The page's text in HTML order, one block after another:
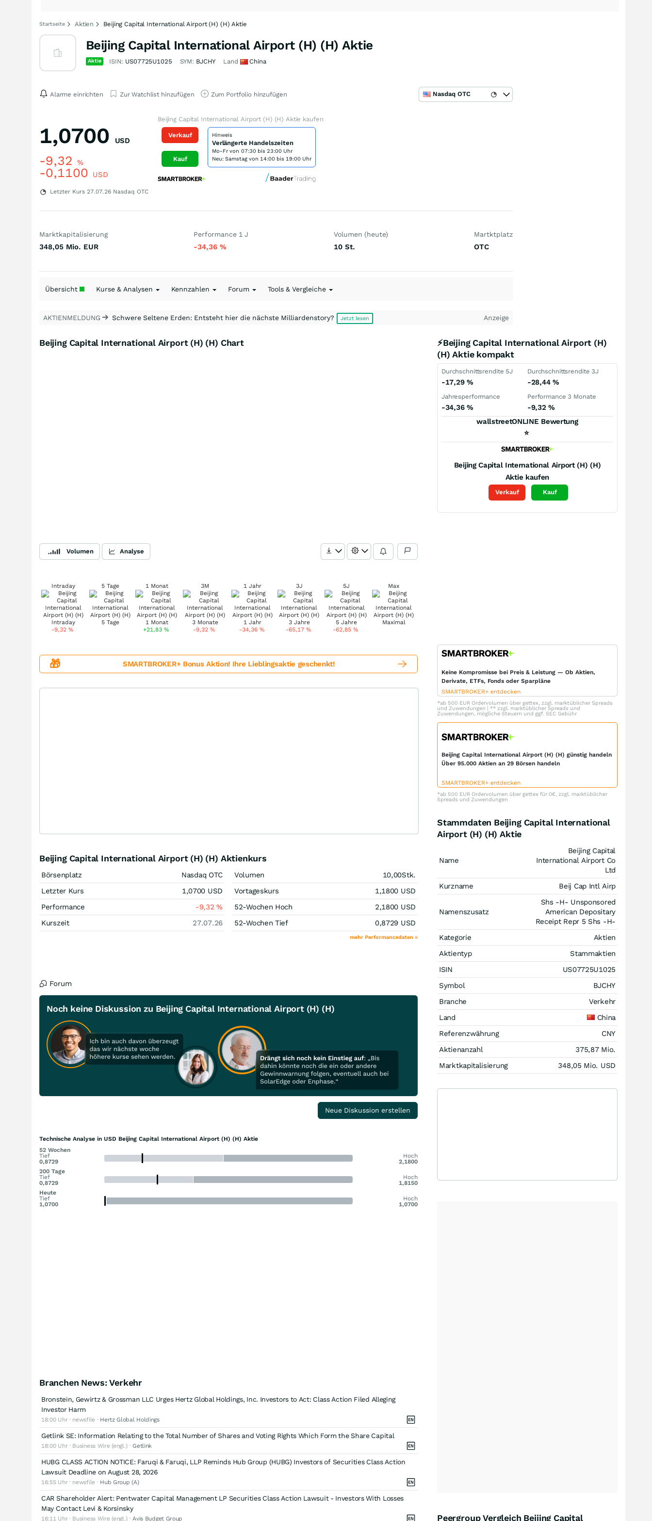
Startseite Aktien Beijing Capital International Airport (H) (H) Aktie
Beijing Capital International Airport (H) (H) Aktie
Aktie ISIN: US07725U1025 SYM: BJCHY Land China
Alarme einrichten Zur Watchlist hinzufügen Zum Portfolio hinzufügen Nasdaq OTC
1,0700 USD
-9,32 %
-0,1100 USD
Letzter Kurs 27.07.26 Nasdaq OTC
Beijing Capital International Airport (H) (H) Aktie kaufen
Verkauf
Kauf
Hinweis
Verlängerte Handelszeiten
Mo-Fr von 07:30 bis 23:00 Uhr
Neu: Samstag von 14:00 bis 19:00 Uhr
Marktkapitalisierung
348,05 Mio. EUR
Performance 1 J
-34,36 %
Volumen (heute)
10 St.
Martktplatz
OTC
Übersicht Kurse & Analysen Kennzahlen Forum Tools & Vergleiche
AKTIENMELDUNG Schwere Seltene Erden: Entsteht hier die nächste Milliardenstory? Jetzt lesen Anzeige
Beijing Capital International Airport (H) (H) Chart
Volumen Analyse
Intraday
-9,32 %
5 Tage 1 Monat
+21,83%
3M
-9,32%
1 Jahr
-34,36 %
3J
-65,17 %
5J
-62,85%
Max
⚡Beijing Capital International Airport (H)
(H) Aktie kompakt
Durchschnittsrendite 5J
-17,29 %
Durchschnittsrendite 3J
-28,44 %
Jahresperformance
-34,36 %
Performance 3 Monate
-9,32%
wallstreetONLINE Bewertung
⭐
Beijing Capital International Airport (H) (H)
Aktie kaufen
Verkauf Kauf
🎁 SMARTBROKER+ Bonus Aktion! Ihre Lieblingsaktie geschenkt!
Beijing Capital International Airport (H) (H) Aktienkurs
Börsenplatz
Nasdaq OTC
Letzter Kurs
1,0700 USD
Performance
-9,32%
Kurszeit
27.07.26
Volumen 10,00Stk.
Vortageskurs
1,1800 USD
52-Wochen Hoch
2,1800 USD
52-Wochen Tief
0,8729 USD
mehr Performancedaten »
Forum
Noch keine Diskussion zu Beijing Capital International Airport (H) (H)
Neue Diskussion erstellen
Technische Analyse in USD Beijing Capital International Airport (H) (H) Aktie
52 Wochen
Tief
0,8729
Hoch
2,1800
200 Tage
Tief
0,8729
Hoch
1,8150
Heute
Tief
1,0700
Hoch
1,0700
Branchen News: Verkehr
Bronstein, Gewirtz & Grossman LLC Urges Hertz Global Holdings, Inc. Investors to Act: Class Action Filed Alleging
Investor Harm
18:00 Uhr · newsfile · Hertz Global Holdings
Getlink SE: Information Relating to the Total Number of Shares and Voting Rights Which Form the Share Capital
18:00 Uhr · Business Wire (engl.) ·Getlink
HUBG CLASS ACTION NOTICE: Faruqi & Faruqi, LLP Reminds Hub Group (HUBG) Investors of Securities Class Action
Lawsuit Deadline on August 28, 2026
16:55 Uhr · newsfile · Hub Group (A)
CAR Shareholder Alert: Pentwater Capital Management LP Securities Class Action Lawsuit - Investors With Losses
May Contact Levi & Korsinsky
16:11 Uhr · Business Wire (engl.) ·Avis Budget Group
Keine Kompromisse bei Preis & Leistung — Ob Aktien,
Derivate, ETFs, Fonds oder Sparpläne
SMARTBROKER+ entdecken
*ab 500 EUR Ordervolumen über gettex, zzgl. marktüblicher Spreads
und Zuwendungen | ** zzgl. marktüblicher Spreads und
Zuwendungen, mögliche Steuern und ggf. SEC Gebühr
Beijing Capital International Airport (H) (H) günstig handeln
Über 95.000 Aktien an 29 Börsen handeln
SMARTBROKER+ entdecken
*ab 500 EUR Ordervolumen über gettex für 0€, zzgl. marktüblicher
Spreads und Zuwendungen
Stammdaten Beijing Capital International
Airport (H) (H) Aktie
Name
Beijing Capital
International Airport Co
Ltd
Kurzname
Beij Cap Intl Airp
Namenszusatz
Shs -H- Unsponsored
American Depositary
Receipt Repr 5 Shs -H-
Kategorie
Aktien
Aktientyp
Stammaktien
ISIN
US07725U1025
Symbol
BJCHY
Branche
Verkehr
Land
China
Referenzwährung
CNY
Aktienanzahl
375,87 Mio.
Marktkapitalisierung
348,05 Mio. USD
Peergroup Vergleich Beijing Capital